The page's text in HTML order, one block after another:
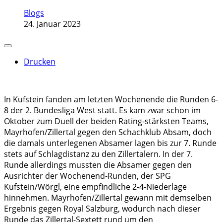
Blogs
24. Januar 2023
Drucken
In Kufstein fanden am letzten Wochenende die Runden 6-
8 der 2. Bundesliga West statt. Es kam zwar schon im
Oktober zum Duell der beiden Rating-stärksten Teams,
Mayrhofen/Zillertal gegen den Schachklub Absam, doch
die damals unterlegenen Absamer lagen bis zur 7. Runde
stets auf Schlagdistanz zu den Zillertalern. In der 7.
Runde allerdings mussten die Absamer gegen den
Ausrichter der Wochenend-Runden, der SPG
Kufstein/Wörgl, eine empfindliche 2-4-Niederlage
hinnehmen. Mayrhofen/Zillertal gewann mit demselben
Ergebnis gegen Royal Salzburg, wodurch nach dieser
Runde das Zillertal-Sextett rund um den